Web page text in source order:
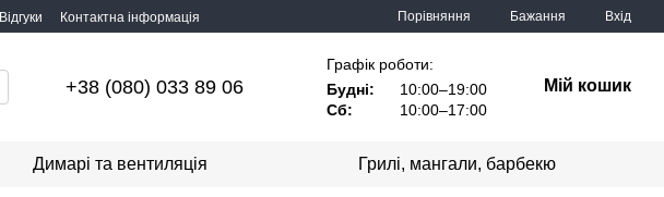
Відгуки Контактна інформація Порівняння Бажання Вхід
+38 (080) 033 89 06
Графік роботи:
Будні:
10:00–19:00
Сб:
10:00–17:00
Мій кошик
Димарі та вентиляція Грилі, мангали, барбекю